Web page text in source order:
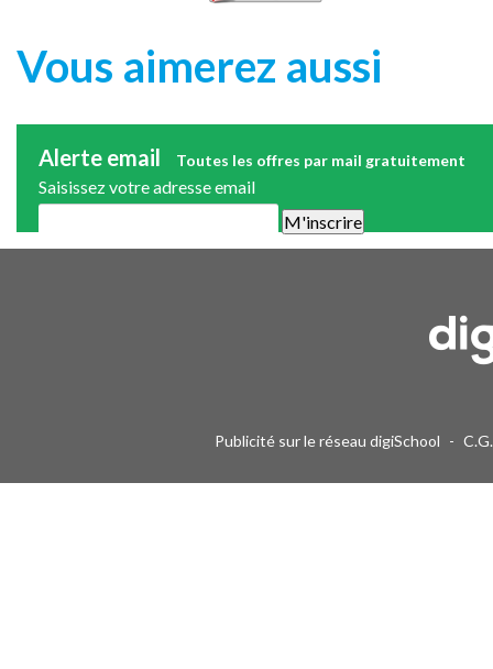
Vous aimerez aussi
Alerte email Toutes les offres par mail gratuitement
Saisissez votre adresse email
Publicité sur le réseau digiSchool -